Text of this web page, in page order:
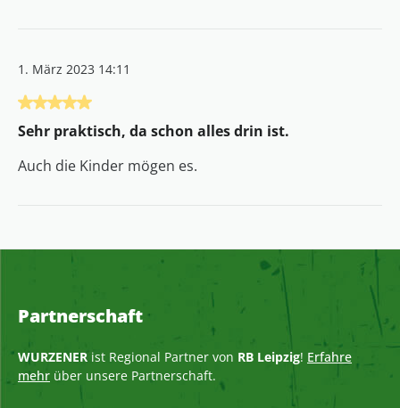
1. März 2023 14:11
Bewertung mit 5 von 5 Sternen
Sehr praktisch, da schon alles drin ist.
Auch die Kinder mögen es.
Partnerschaft
WURZENER ist Regional Partner von RB Leipzig! Erfahre
mehr über unsere Partnerschaft.